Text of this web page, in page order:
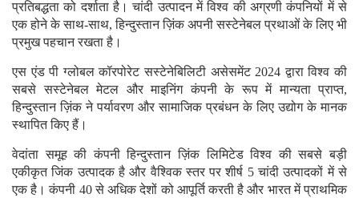
प्रतिबद्धता को दर्शाता है। चांदी उत्पादन में विश्व की अग्रणी कंपनियों में से
एक होने के साथ-साथ, हिन्दुस्तान ज़िंक अपनी सस्टेनेबल प्रथाओं के लिए भी
प्रमुख पहचान रखता है।
एस एंड पी ग्लोबल कॉरपोरेट सस्टेनेबिलिटी असेसमेंट 2024 द्वारा विश्व की
सबसे सस्टेनेबल मेटल और माइनिंग कंपनी के रूप में मान्यता प्राप्त,
हिन्दुस्तान ज़िंक ने पर्यावरण और सामाजिक प्रबंधन के लिए उद्योग के मानक
स्थापित किए हैं।
वेदांता समूह की कंपनी हिन्दुस्तान ज़िंक लिमिटेड विश्व की सबसे बड़ी
एकीकृत जिंक उत्पादक है और वैश्विक स्तर पर शीर्ष 5 चांदी उत्पादकों में से
एक है। कंपनी 40 से अधिक देशों को आपूर्ति करती है और भारत में प्राथमिक